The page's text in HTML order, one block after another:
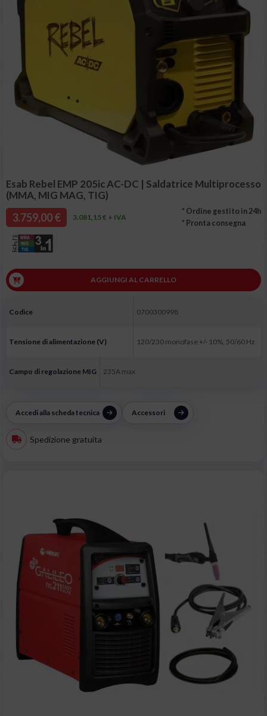
Esab Rebel EMP 205ic AC-DC | Saldatrice Multiprocesso
(MMA, MIG MAG, TIG)
3.759,00 € 3.081,15 € + IVA
* Ordine gestito in 24h
* Pronta consegna
AGGIUNGI AL CARRELLO
Codice 0700300998
Tensione di alimentazione (V) 120/230 monofase +/- 10%, 50/60 Hz
Campo di regolazione MIG 235A max
Accedi alla scheda tecnica Accessori
Spedizione gratuita